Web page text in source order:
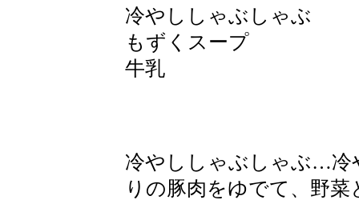
冷やししゃぶしゃぶ
もずくスープ
牛乳
冷やししゃぶしゃぶ…冷
りの豚肉をゆでて、野